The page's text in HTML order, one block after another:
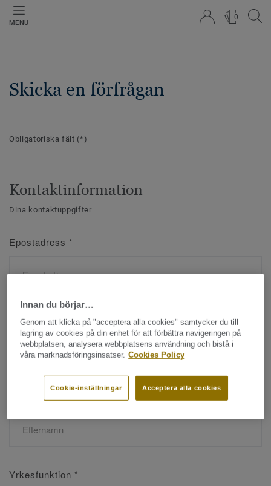
MENU
0
Skicka en förfrågan
Obligatoriska fält (*)
Kontaktinformation
Dina kontaktuppgifter
Epostadress *
Namn*
Efternamn*
Yrkesfunktion *
Innan du börjar…
Genom att klicka på "acceptera alla cookies" samtycker du till
lagring av cookies på din enhet för att förbättra navigeringen på
webbplatsen, analysera webbplatsens användning och bistå i
våra marknadsföringsinsatser. Cookies Policy
Acceptera alla cookies
Cookie-inställningar